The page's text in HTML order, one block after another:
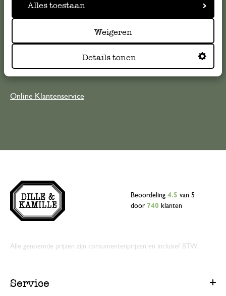
Alles toestaan
Weigeren
Details tonen
klantenservice@dille-kamille.com
Online Klantenservice
Beoordeling 4.5 van 5
door 740 klanten
Alle genoemde prijzen zijn consumentenprijzen en inclusief BTW.
Service